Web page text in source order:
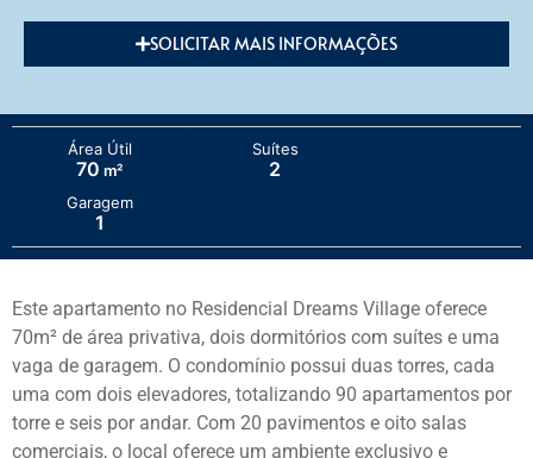
SOLICITAR MAIS INFORMAÇÕES
Área Útil
70 m²
Suítes
2
Garagem
1
Este apartamento no Residencial Dreams Village oferece
70m² de área privativa, dois dormitórios com suítes e uma
vaga de garagem. O condomínio possui duas torres, cada
uma com dois elevadores, totalizando 90 apartamentos por
torre e seis por andar. Com 20 pavimentos e oito salas
comerciais, o local oferece um ambiente exclusivo e